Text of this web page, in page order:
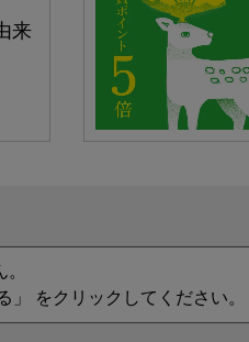
来
をクリックしてください。